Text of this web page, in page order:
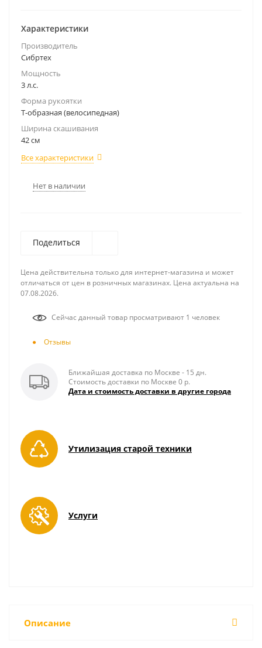
Характеристики
Производитель
Сибртех
Мощность
3 л.с.
Форма рукоятки
Т-образная (велосипедная)
Ширина скашивания
42 см
Все характеристики
Нет в наличии
Поделиться
Цена действительна только для интернет-магазина и может
отличаться от цен в розничных магазинах. Цена актуальна на
07.08.2026.
Сейчас данный товар просматривают 1 человек
Отзывы
Ближайшая доставка по Москве - 15 дн.
Стоимость доставки по Москве 0 р.
Дата и стоимость доставки в другие города
Утилизация старой техники
Услуги
Описание